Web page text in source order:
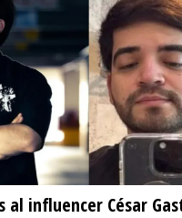
al influencer César